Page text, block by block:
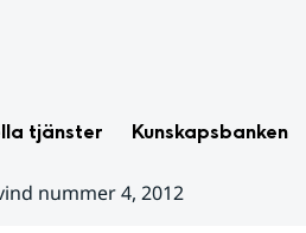
tjänster Kunskapsbanken
nummer 4, 2012